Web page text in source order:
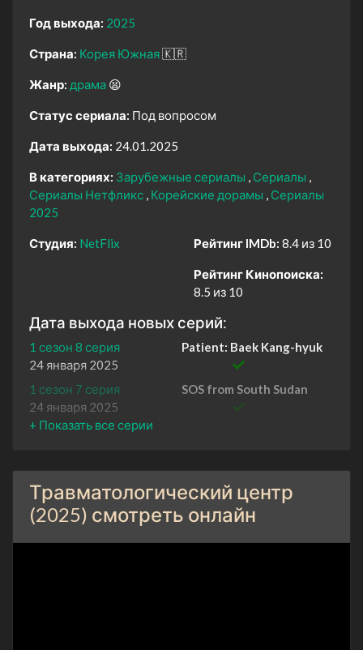
Год выхода: 2025
Страна: Корея Южная🇰🇷
Жанр: драма 😫
Статус сериала: Под вопросом
Дата выхода: 24.01.2025
В категориях: Зарубежные сериалы
Сериалы
Сериалы Нетфликс Корейские дорамы
Сериалы
2025
Студия: NetFlix Рейтинг IMDb: 8.4 из 10
Рейтинг Кинопоиска:
8.5 из 10
Дата выхода новых серий:
1 сезон 8 серия
Patient: Baek Kang-hyuk
24 января 2025
1 сезон 7 серия
SOS from South Sudan
24 января 2025
1 сезон 6 серия
1 сезон 5 серия
Code Black
24 января 2025
1 сезон 4 серия
Closer Than You Think
Травматологический центр
(2025) смотреть онлайн